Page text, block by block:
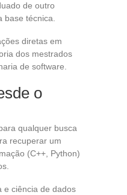
de outro
base técnica.
diretas em
dos mestrados
de software.
o
qualquer busca
recuperar um
(C++, Python)
e ciência de dados